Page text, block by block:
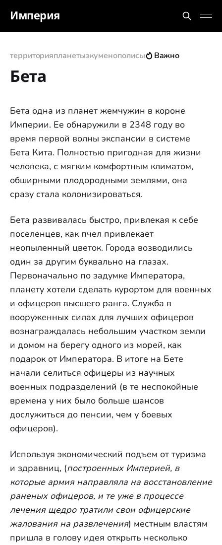
Империя
территорияпланетыэкуменополисы Важно
Бета
Бета одна из планет жемчужин в короне
Империи. Ее обнаружили в 2348 году во
время первой волны экспансии в системе
Бета Кита. Полностью пригодная для жизни
человека, с мягким комфортным климатом,
обширными плодородными землями, она
сразу стала колонизироваться.
Бета развивалась быстро, привлекая к себе
поселенцев, как пчел привлекает
неопыленный цветок. Города возводились
один за другим буквально на глазах.
Первоначально по задумке Императора,
планету хотели сделать курортом для военных
и офицеров высшего ранга. Служба в
вооруженных силах для лучших офицеров
вознаграждалась небольшим участком земли
и домом на берегу одного из морей, как
подарок от Императора. В итоге на Бете
начали селиться офицеры из научных
военных подразделений (в те неспокойные
времена у них было больше шансов
дослужиться до пенсии, чем у боевых
офицеров).
Используя экономический подъем от туризма
и здравниц, (построенных Империей, в
которые армия направляла на восстановление
раненых офицеров, и те уже в процессе
лечения щедро тратили свои офицерские
жалования на развлечения) местным властям
пришла в голову идея открыть несколько